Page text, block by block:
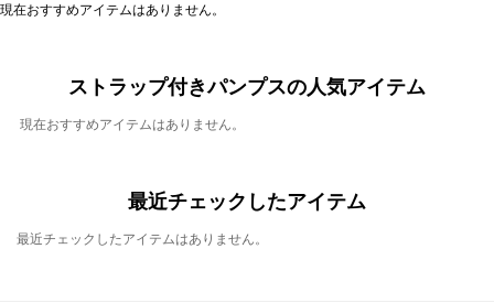
現在おすすめアイテムはありません。
ストラップ付きパンプスの人気アイテム
現在おすすめアイテムはありません。
最近チェックしたアイテム
最近チェックしたアイテムはありません。